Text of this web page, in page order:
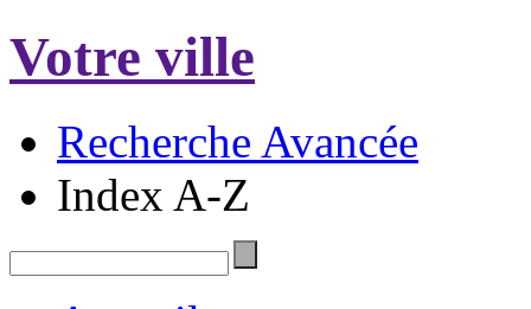
Votre ville
Recherche Avancée
Index A-Z